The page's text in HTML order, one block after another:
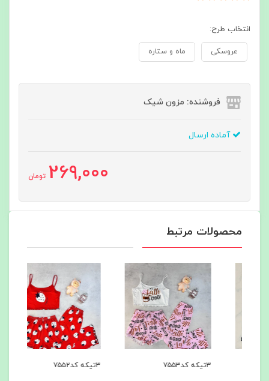
انتخاب طرح:
عروسکی ماه و ستاره
فروشنده: مزون شیک
آماده ارسال
269,000 تومان
محصولات مرتبط